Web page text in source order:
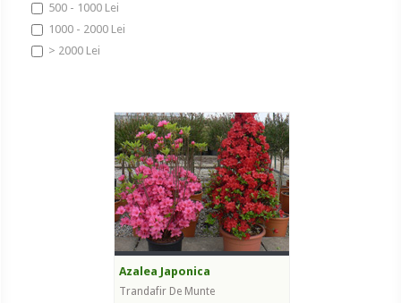
500 - 1000 Lei
1000 - 2000 Lei
> 2000 Lei
Azalea Japonica
Trandafir De Munte